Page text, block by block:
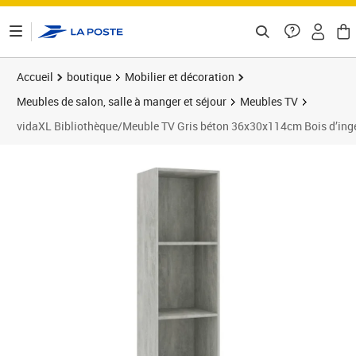
Accueil boutique
Mobilier et décoration
Meubles de salon, salle à manger et séjour
Meubles TV
vidaXL Bibliothèque/Meuble TV Gris béton 36x30x114cm Bois